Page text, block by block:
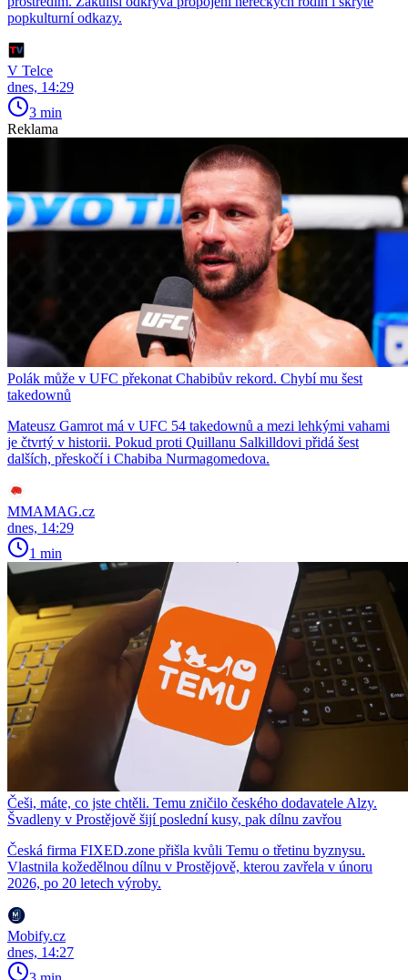
popkulturní odkazy.
V Telce
dnes, 14:29
3 min
Reklama
Polák může v UFC překonat Chabibův rekord. Chybí mu šest
takedownů
Mateusz Gamrot má v UFC 54 takedownů a mezi lehkými vahami
je čtvrtý v historii. Pokud proti Quillanu Salkilldovi přidá šest
dalších, přeskočí i Chabiba Nurmagomedova.
MMAMAG.cz
dnes, 14:29
1 min
Češi, máte, co jste chtěli. Temu zničilo českého dodavatele Alzy.
Švadleny v Prostějově šijí poslední kusy, pak dílnu zavřou
Česká firma FIXED.zone přišla kvůli Temu o třetinu byznysu.
Vlastnila kožedělnou dílnu v Prostějově, kterou zavřela v únoru
2026, po 20 letech výroby.
Mobify.cz
dnes, 14:27